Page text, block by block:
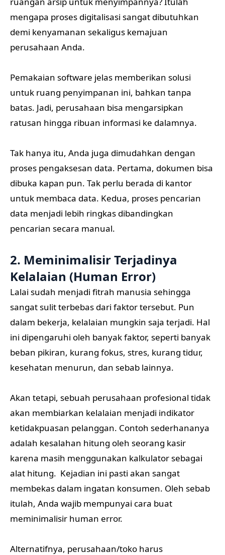
mengapa proses digitalisasi sangat dibutuhkan
demi kenyamanan sekaligus kemajuan
perusahaan Anda.
Pemakaian software jelas memberikan solusi
untuk ruang penyimpanan ini, bahkan tanpa
batas. Jadi, perusahaan bisa mengarsipkan
ratusan hingga ribuan informasi ke dalamnya.
Tak hanya itu, Anda juga dimudahkan dengan
proses pengaksesan data. Pertama, dokumen bisa
dibuka kapan pun. Tak perlu berada di kantor
untuk membaca data. Kedua, proses pencarian
data menjadi lebih ringkas dibandingkan
pencarian secara manual.
2. Meminimalisir Terjadinya
Kelalaian (Human Error)
Lalai sudah menjadi fitrah manusia sehingga
sangat sulit terbebas dari faktor tersebut. Pun
dalam bekerja, kelalaian mungkin saja terjadi. Hal
ini dipengaruhi oleh banyak faktor, seperti banyak
beban pikiran, kurang fokus, stres, kurang tidur,
kesehatan menurun, dan sebab lainnya.
Akan tetapi, sebuah perusahaan profesional tidak
akan membiarkan kelalaian menjadi indikator
ketidakpuasan pelanggan. Contoh sederhananya
adalah kesalahan hitung oleh seorang kasir
karena masih menggunakan kalkulator sebagai
alat hitung. Kejadian ini pasti akan sangat
membekas dalam ingatan konsumen. Oleh sebab
itulah, Anda wajib mempunyai cara buat
meminimalisir human error.
Alternatifnya, perusahaan/toko harus